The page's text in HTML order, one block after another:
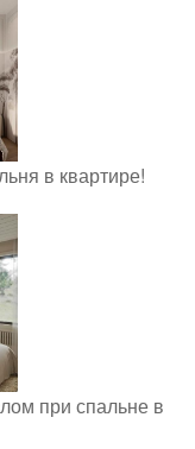
в квартире!
при спальне в